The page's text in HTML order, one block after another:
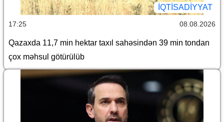
İQTİSADİYYAT
17:25 08.08.2026
Qazaxda 11,7 min hektar taxıl sahəsindən 39 min tondan
çox məhsul götürülüb